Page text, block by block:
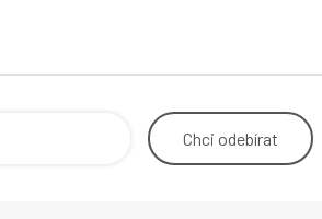
Chci odebírat